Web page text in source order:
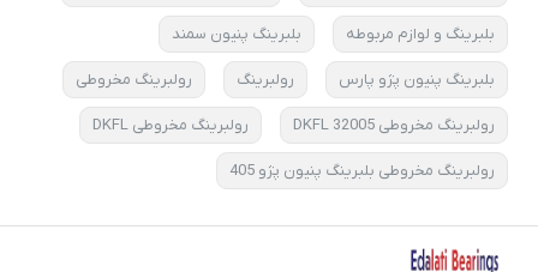
بلبرینگ و لوازم مربوطه بلبرینگ پنیون سمند
بلبرینگ پنیون پژو پارس رولبرینگ رولبرینگ مخروطی
رولبرینگ مخروطی 32005 DKFL رولبرینگ مخروطی DKFL
رولبرینگ مخروطی بلبرینگ پنیون پژو 405